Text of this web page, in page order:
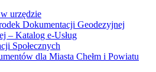
– Katalog e-Usług
Społecznych
dla Miasta Chełm i Powiatu
Pracy w Chełmie
Prawna